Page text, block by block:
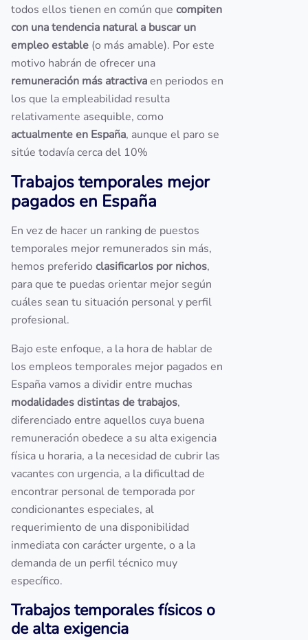
todos ellos tienen en común que compiten
con una tendencia natural a buscar un
empleo estable (o más amable). Por este
motivo habrán de ofrecer una
remuneración más atractivaen periodos en
los que la empleabilidad resulta
relativamente asequible, como
actualmente en España, aunque el paro se
sitúe todavía cerca del 10%
Trabajos temporales mejor
pagados en España
En vez de hacer un ranking de puestos
temporales mejor remunerados sin más,
hemos preferido clasificarlos por nichos,
para que te puedas orientar mejor según
cuáles sean tu situación personal y perfil
profesional.
Bajo este enfoque, a la hora de hablar de
los empleos temporales mejor pagados en
España vamos a dividir entre muchas
modalidades distintas de trabajos,
diferenciado entre aquellos cuya buena
remuneración obedece a su alta exigencia
física u horaria, a la necesidad de cubrir las
vacantes con urgencia, a la dificultad de
encontrar personal de temporada por
condicionantes especiales, al
requerimiento de una disponibilidad
inmediata con carácter urgente, o a la
demanda de un perfil técnico muy
específico.
Trabajos temporales físicos o
de alta exigencia